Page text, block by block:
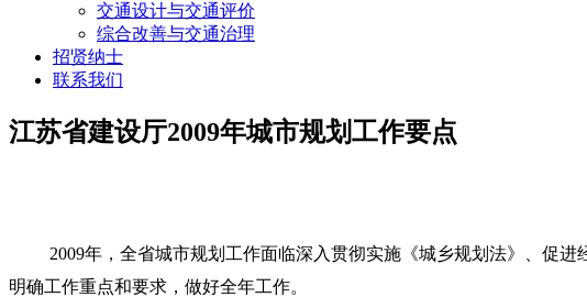
交通设计与交通评价
综合改善与交通治理
招贤纳士
联系我们
江苏省建设厅2009年城市规划工作要点
2009年，全省城市规划工作面临深入贯彻实施《城乡规划法》、促
明确工作重点和要求，做好全年工作。